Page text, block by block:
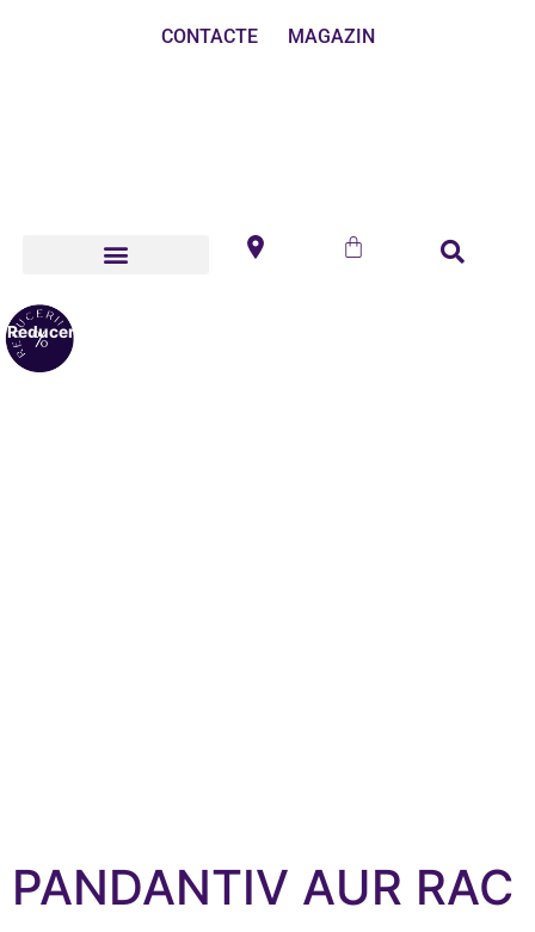
CONTACTE MAGAZIN
Reduceri!
PANDANTIV AUR RAC